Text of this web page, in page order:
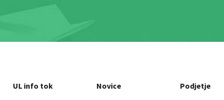
UL info tok Novice Podjetje